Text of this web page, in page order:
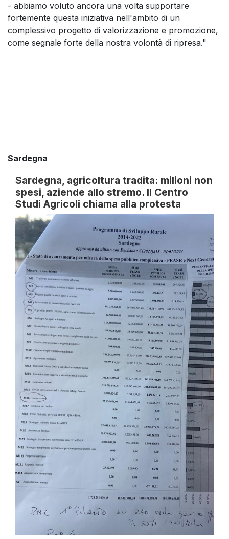
- abbiamo voluto ancora una volta supportare
fortemente questa iniziativa nell'ambito di un
complessivo progetto di valorizzazione e promozione,
come segnale forte della nostra volontà di ripresa."
Sardegna
Sardegna, agricoltura tradita: milioni non
spesi, aziende allo stremo. Il Centro
Studi Agricoli chiama alla protesta